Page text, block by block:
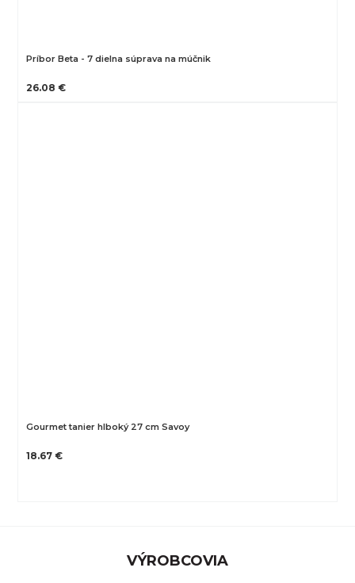
Príbor Beta - 7 dielna súprava na múčnik
26.08 €
Gourmet tanier hlboký 27 cm Savoy
18.67 €
VÝROBCOVIA